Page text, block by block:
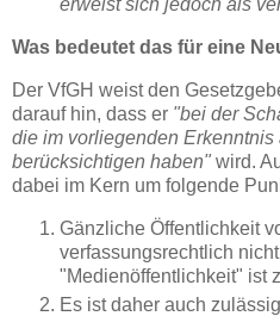
erweist sich jedoch als
Was bedeutet das für eine
Der VfGH weist den
darauf hin, dass er "bei der
die im vorliegenden
berücksichtigen haben" wird.
dabei im Kern um folgende
Gänzliche Öffentlichkeit
verfassungsrechtlich
"Medienöffentlichkeit" ist
Es ist daher auch